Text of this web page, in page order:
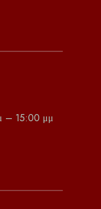
– 15:00 μμ